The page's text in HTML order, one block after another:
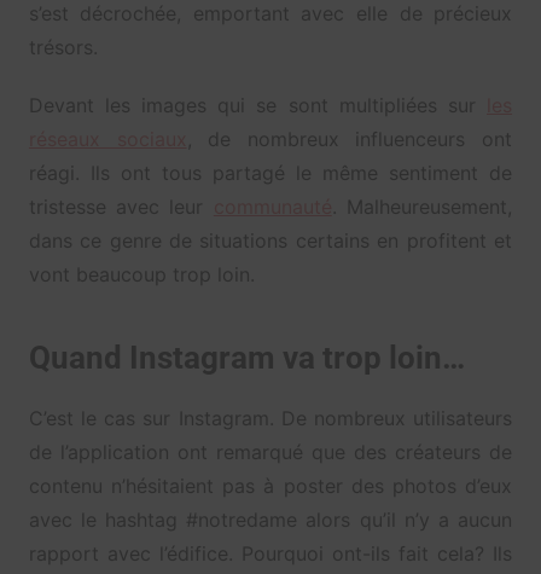
s’est décrochée, emportant avec elle de précieux
trésors.
Devant les images qui se sont multipliées sur
, de nombreux influenceurs ont
réagi. Ils ont tous partagé le même sentiment de
tristesse avec leur
. Malheureusement,
dans ce genre de situations certains en profitent et
vont beaucoup trop loin.
Quand Instagram va trop loin…
C’est le cas sur Instagram. De nombreux utilisateurs
de l’application ont remarqué que des créateurs de
contenu n’hésitaient pas à poster des photos d’eux
avec le hashtag #notredame alors qu’il n’y a aucun
rapport avec l’édifice. Pourquoi ont-ils fait cela? Ils